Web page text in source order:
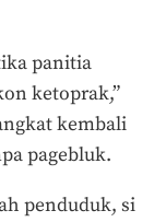
panitia
ketoprak,”
kembali
pagebluk.
penduduk, si